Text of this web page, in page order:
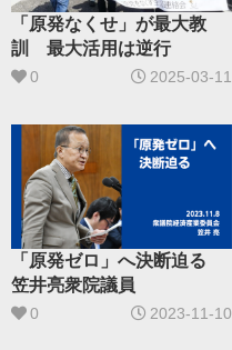
「原発なくせ」が最大教
訓 最大活用は逆行
0 2025-03-11
「原発ゼロ」へ決断迫る
笠井亮衆院議員
0 2023-11-10